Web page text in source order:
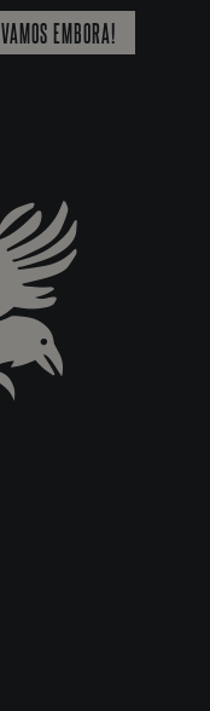
VAMOS EMBORA!